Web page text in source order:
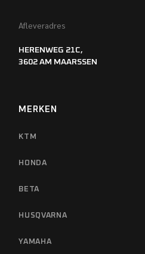
Afleveradres
HERENWEG 21C,
3602 AM MAARSSEN
MERKEN
KTM
HONDA
BETA
HUSQVARNA
YAMAHA